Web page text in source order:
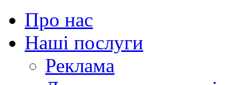
Про нас
Наші послуги
Реклама